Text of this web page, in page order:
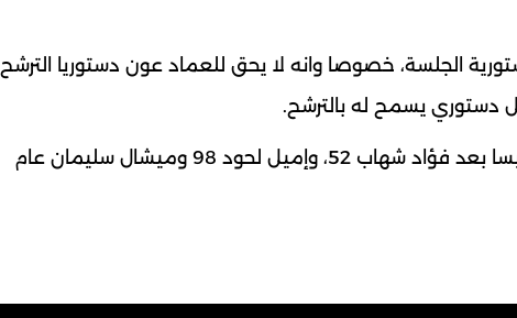
الجلسة، خصوصا وانه لا يحق للعماد عون دستوريا الترشح
دستوري يسمح له بالترشح.
اذا العماد جوزف عون هو رابع قائد للجيش ينتخب رئيسا بعد فؤاد شهاب 52، وإميل لحود 98 وميشال سليمان عام